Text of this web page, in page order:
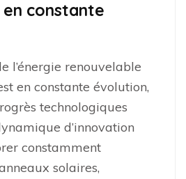
constante
l’énergie renouvelable
en constante évolution,
technologiques
d’innovation
constamment
solaires,